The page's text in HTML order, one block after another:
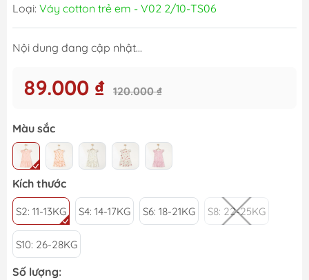
Loại: Váy cotton trẻ em - V02 2/10-TS06
Nội dung đang cập nhật...
89.000 ₫ 120.000 ₫
Màu sắc
Kích thước
S2: 11-13KG S4: 14-17KG S6: 18-21KG S8: 22-25KG
S10: 26-28KG
Số lượng: